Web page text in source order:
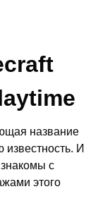
название
И
с
этого